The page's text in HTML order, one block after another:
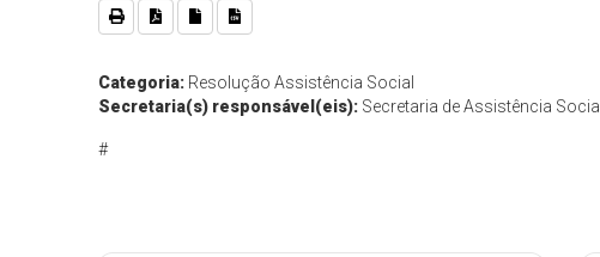
Categoria: Resolução Assistência Social
Secretaria(s) responsável(eis): Secretaria de Assistência Social
#